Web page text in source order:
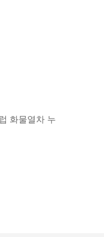
화물열차 누